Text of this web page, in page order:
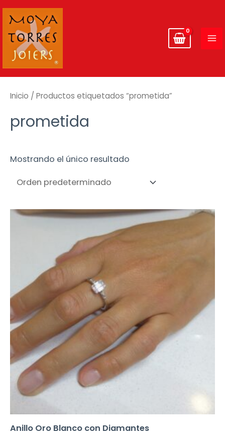
Ir
contenido
Inicio / Productos etiquetados “prometida”
prometida
Mostrando el único resultado
Anillo Oro Blanco con Diamantes